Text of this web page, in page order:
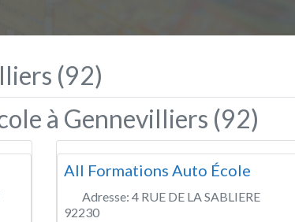
(92)
à Gennevilliers (92)
All Formations Auto École
Adresse: 4 RUE DE LA SABLIERE
92230